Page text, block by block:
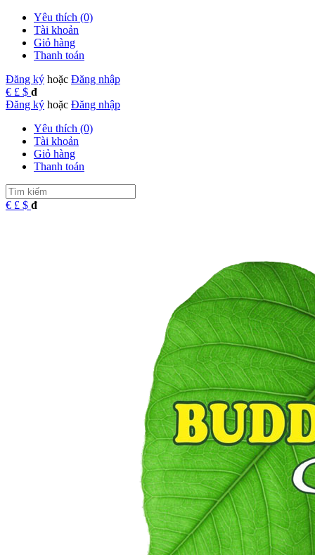
Yêu thích (0)
Tài khoản
Giỏ hàng
Thanh toán
Đăng ký hoặc Đăng nhập
€ £ $ đ
Đăng ký hoặc Đăng nhập
Yêu thích (0)
Tài khoản
Giỏ hàng
Thanh toán
€ £ $ đ